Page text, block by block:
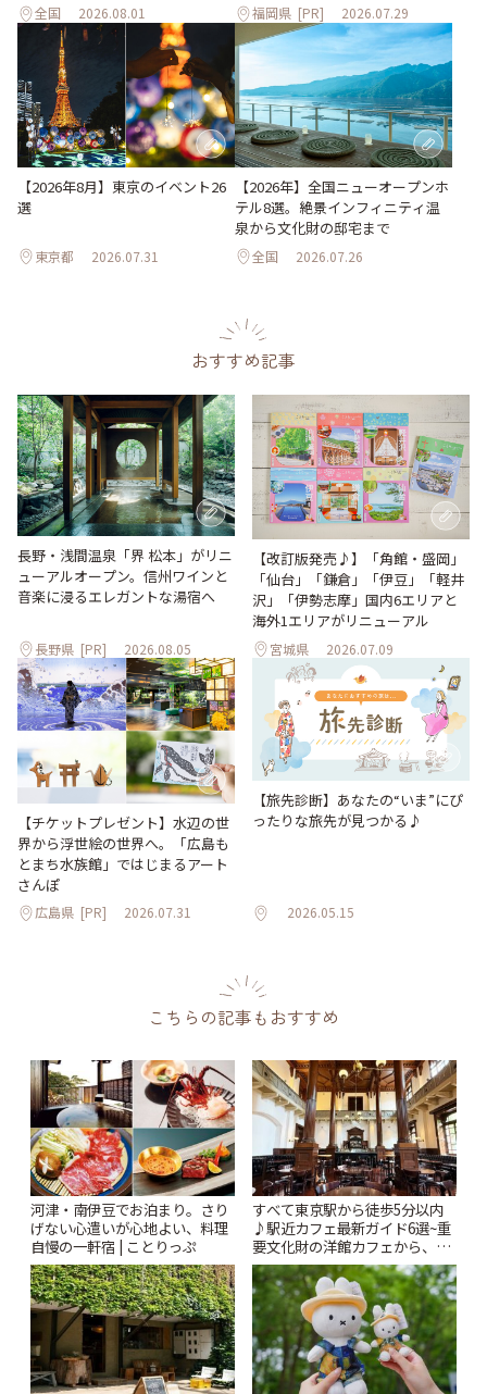
全国 2026.08.01 福岡県 [PR] 2026.07.29
【2026年8月】東京のイベント26
選
東京都 2026.07.31
【2026年】全国ニューオープンホ
テル8選。絶景インフィニティ温
泉から文化財の邸宅まで
全国 2026.07.26
おすすめ記事
長野・浅間温泉「界 松本」がリニ
ューアルオープン。信州ワインと
音楽に浸るエレガントな湯宿へ
長野県 [PR] 2026.08.05
【改訂版発売♪】「角館・盛岡」
「仙台」「鎌倉」「伊豆」「軽井
沢」「伊勢志摩」国内6エリアと
海外1エリアがリニューアル
宮城県 2026.07.09
【チケットプレゼント】水辺の世
界から浮世絵の世界へ。「広島も
とまち水族館」ではじまるアート
さんぽ
広島県 [PR] 2026.07.31
【旅先診断】あなたの“いま”にぴ
ったりな旅先が見つかる♪
2026.05.15
こちらの記事もおすすめ
河津・南伊豆でお泊まり。さり
げない心遣いが心地よい、料理
自慢の一軒宿 | ことりっぷ
すべて東京駅から徒歩5分以内
♪駅近カフェ最新ガイド6選~重
要文化財の洋館カフェから、改
札すぐのレトロ喫茶まで~ | こと
りっぷ